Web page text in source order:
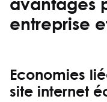
entreprise
Economies
site internet